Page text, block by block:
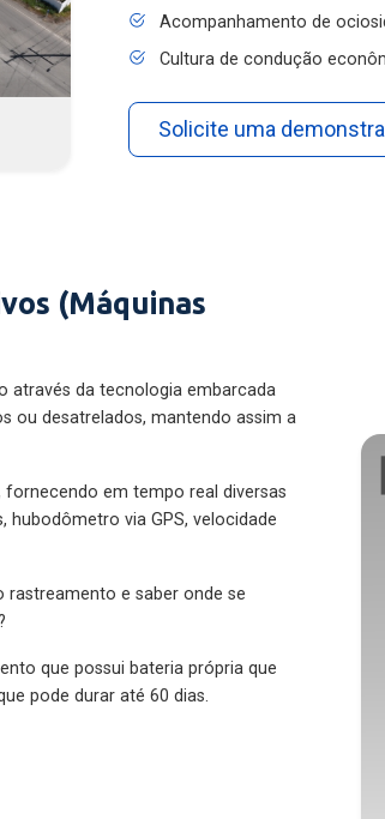
Acompanhamento de
Cultura de condução
Solicite uma
(Máquinas
através da tecnologia embarcada
ou desatrelados, mantendo assim a
em tempo real diversas
via GPS, velocidade
e saber onde se
que possui bateria própria que
pode durar até 60 dias.